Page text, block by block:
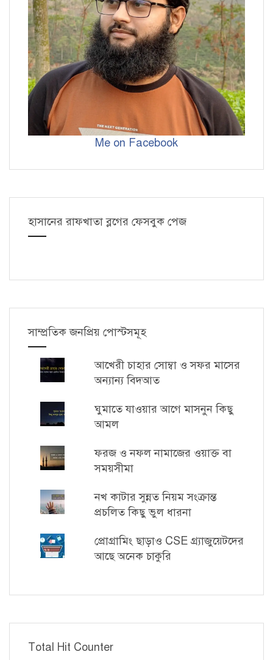
Me on Facebook
হাসানের রাফখাতা ব্লগের ফেসবুক পেজ
সাম্প্রতিক জনপ্রিয় পোস্টসমূহ
আখেরী চাহার সোম্বা ও সফর মাসের
অন্যান্য বিদআত
ঘুমাতে যাওয়ার আগে মাসনুন কিছু
আমল
ফরজ ও নফল নামাজের ওয়াক্ত বা
সময়সীমা
নখ কাটার সুন্নত নিয়ম সংক্রান্ত
প্রচলিত কিছু ভুল ধারনা
প্রোগ্রামিং ছাড়াও CSE গ্র্যাজুয়েটদের
আছে অনেক চাকুরি
Total Hit Counter